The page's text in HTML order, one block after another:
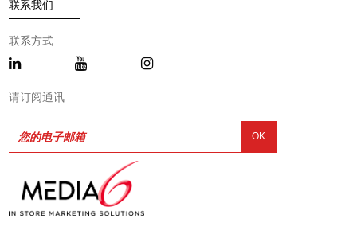
联系我们
联系方式
请订阅通讯
OK